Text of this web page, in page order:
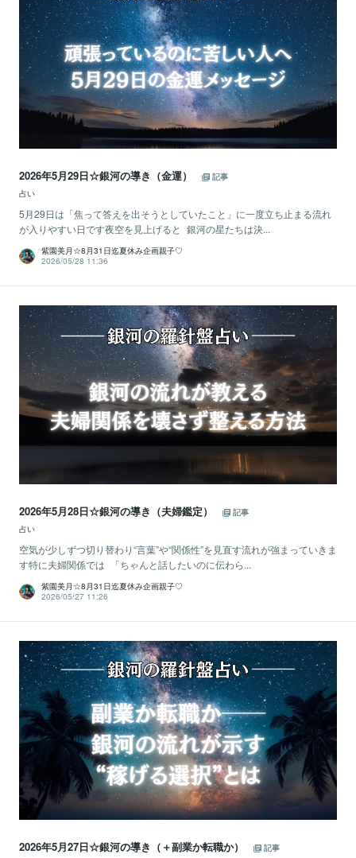
2026年5月29日☆銀河の導き（金運）
記事
占い
5月29日は「焦って答えを出そうとしていたこと」に一度立ち止まる流れ
が入りやすい日です夜空を見上げると 銀河の星たちは決...
紫園美月☆8月31日迄夏休み企画親子♡
2026/05/28 11:36
2026年5月28日☆銀河の導き（夫婦鑑定）
記事
占い
空気が少しずつ切り替わり“言葉”や“関係性”を見直す流れが強まっていきま
す特に夫婦関係では 「ちゃんと話したいのに伝わら...
紫園美月☆8月31日迄夏休み企画親子♡
2026/05/27 11:26
2026年5月27日☆銀河の導き（＋副業か転職か）
記事